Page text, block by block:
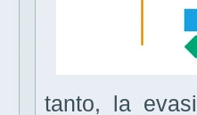
tanto, la